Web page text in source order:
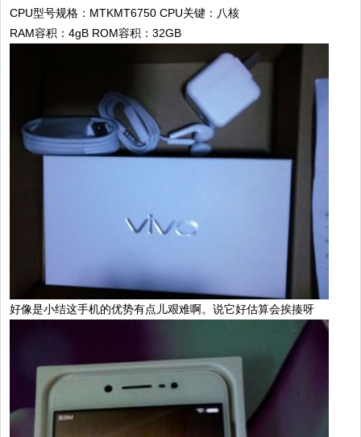
CPU型号规格：MTKMT6750 CPU关键：八核
RAM容积：4gB ROM容积：32GB
好像是小结这手机的优势有点儿艰难啊。说它好估算会挨揍呀